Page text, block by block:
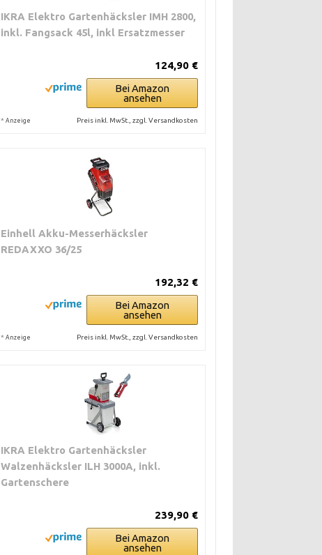
IKRA Elektro Gartenhäcksler IMH 2800,
inkl. Fangsack 45l, inkl Ersatzmesser
124,90 €
Bei Amazon
ansehen
* Anzeige Preis inkl. MwSt., zzgl. Versandkosten
Einhell Akku-Messerhäcksler
REDAXXO 36/25
192,32 €
Bei Amazon
ansehen
* Anzeige Preis inkl. MwSt., zzgl. Versandkosten
IKRA Elektro Gartenhäcksler
Walzenhäcksler ILH 3000A, inkl.
Gartenschere
239,90 €
Bei Amazon
ansehen